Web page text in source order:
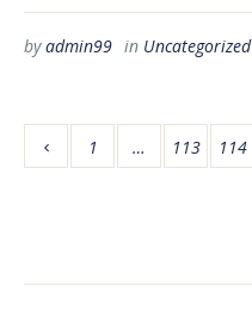
byadmin99 in Uncategorized
1 … 113 114